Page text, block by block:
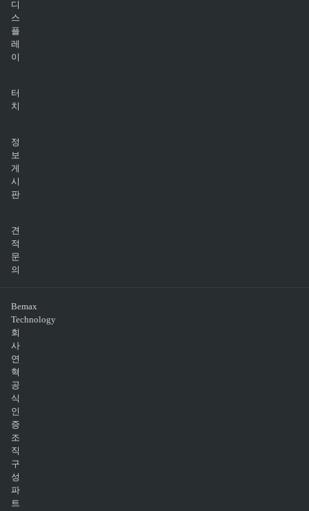
디
스
플
레
이
터
치
정
보
게
시
판
견
적
문
의
Bemax
Technology
회
사
연
혁
공
식
인
증
조
직
구
성
파
트